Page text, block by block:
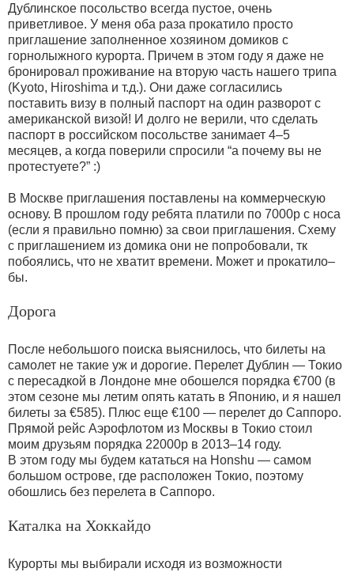
Дублинское посольство всегда пустое, очень
приветливое. У меня оба раза прокатило просто
приглашение заполненное хозяином домиков с
горнолыжного курорта. Причем в этом году я даже не
бронировал проживание на вторую часть нашего трипа
(Kyoto, Hiroshima и т.д.). Они даже согласились
поставить визу в полный паспорт на один разворот с
американской визой! И долго не верили, что сделать
паспорт в российском посольстве занимает 4–5
месяцев, а когда поверили спросили “а почему вы не
протестуете?” :)
В Москве приглашения поставлены на коммерческую
основу. В прошлом году ребята платили по 7000р с носа
(если я правильно помню) за свои приглашения. Схему
с приглашением из домика они не попробовали, тк
побоялись, что не хватит времени. Может и прокатило–
бы.
Дорога
После небольшого поиска выяснилось, что билеты на
самолет не такие уж и дорогие. Перелет Дублин — Токио
с пересадкой в Лондоне мне обошелся порядка €700 (в
этом сезоне мы летим опять катать в Японию, и я нашел
билеты за €585). Плюс еще €100 — перелет до Саппоро.
Прямой рейс Аэрофлотом из Москвы в Токио стоил
моим друзьям порядка 22000р в 2013–14 году.
В этом году мы будем кататься на Honshu — самом
большом острове, где расположен Токио, поэтому
обошлись без перелета в Саппоро.
Каталка на Хоккайдо
Курорты мы выбирали исходя из возможности